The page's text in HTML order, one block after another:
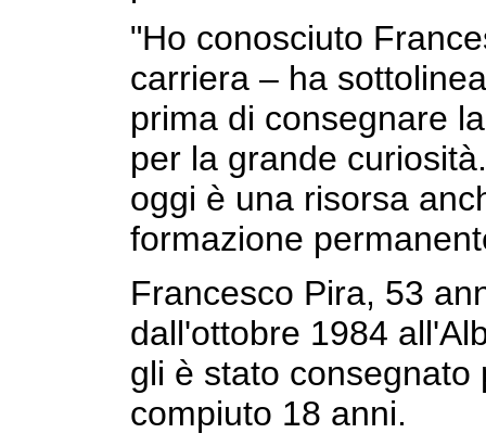
"Ho conosciuto
carriera – ha
prima di consegnare
per la grande
oggi è una risorsa
formazione
Francesco Pira, 53
dall'ottobre 1984
gli è stato
compiuto 18 anni.